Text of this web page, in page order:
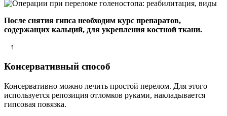
После снятия гипса необходим курс препаратов,
содержащих кальций, для укрепления костной ткани.
↑
Консервативный способ
Консервативно можно лечить простой перелом. Для этого
используется репозиция отломков руками, накладывается
гипсовая повязка.